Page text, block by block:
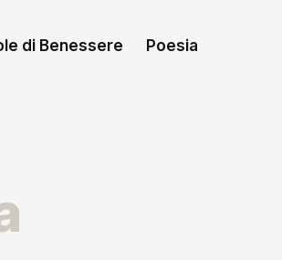
di Benessere Poesia